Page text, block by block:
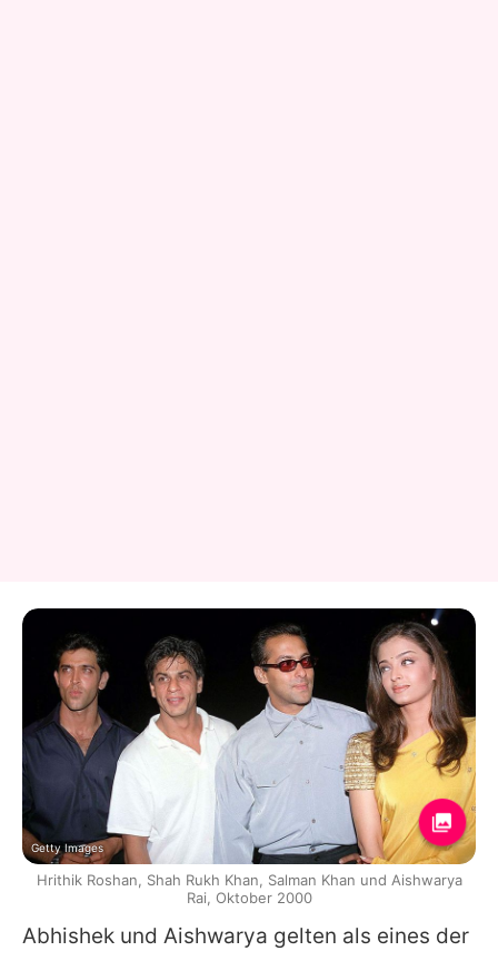
Abhishek und Aishwarya gelten als eines der
Getty Images
Hrithik Roshan, Shah Rukh Khan, Salman Khan und Aishwarya
Rai, Oktober 2000